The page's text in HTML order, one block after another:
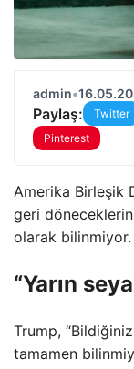
admin•
Paylaş: Twitter
Pinterest
Amerika Birleşik
geri
olarak bilinmiyor.
“Yarın
Trump,
tamamen